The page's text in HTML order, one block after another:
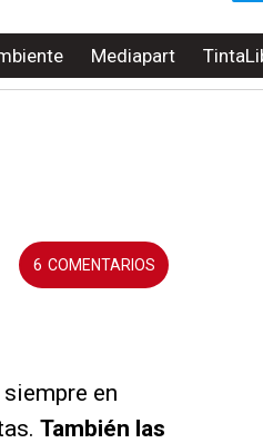
Mediapart
6
en
También las